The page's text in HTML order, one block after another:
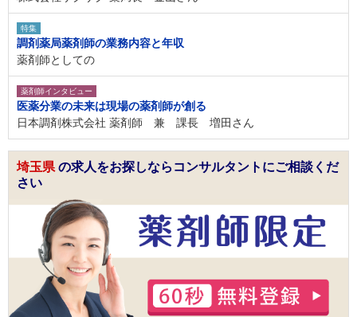
特集
調剤薬局薬剤師の業務内容と年収
薬剤師としての
薬剤師インタビュー
医薬分業の未来は現場の薬剤師が創る
日本調剤株式会社 薬剤師 兼 課長 増田さん
埼玉県 の求人をお探しならコンサルタントにご相談くだ
さい